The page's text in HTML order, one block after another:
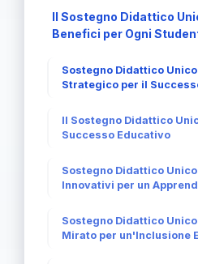
Il Sostegno Didattico
Benefici per Ogni
Sostegno Didattico
Strategico per il
Il Sostegno Didattico
Successo Educativo
Sostegno Didattico
Innovativi per un
Sostegno Didattico
Mirato per un'Inclusione